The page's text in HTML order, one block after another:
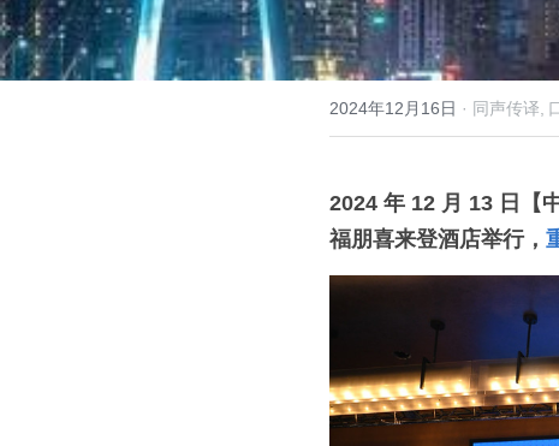
2024年12月16日 · 同声传译,
2024 年 12 月 13 日【
福朋喜来登酒店举行，